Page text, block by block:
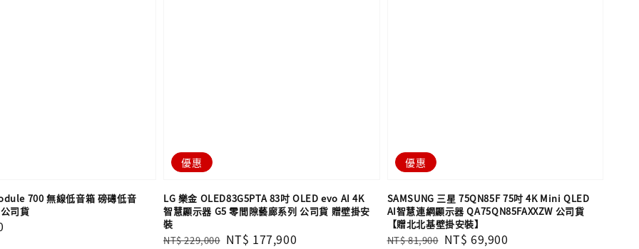
700 無線低音箱 磅礡低音
司貨
優惠
LG 樂金 OLED83G5PTA 83吋 OLED evo AI 4K
智慧顯示器 G5 零間隙藝廊系列 公司貨 贈壁掛安
裝
Regular
NT$ 229,000 Sale
NT$ 177,900
優惠
SAMSUNG 三星 75QN85F 75吋 4K Mini QLED
AI智慧連網顯示器 QA75QN85FAXXZW 公司貨
【贈北北基壁掛安裝】
Regular
NT$ 81,900 Sale
NT$ 69,900